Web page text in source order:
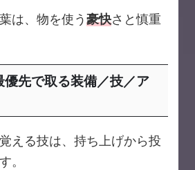
は、物を使う豪快さと慎重
優先で取る装備／技／ア
える技は、持ち上げから投
。